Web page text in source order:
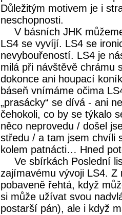
Důležitým motivem je i
neschopnosti.
V básních JHK
LS4 se vyvíjí. LS4 se
nevybouřeností. LS4 je
milá při návštěvě chrámu
dokonce ani houpací
báseň vnímáme očima
„prasácky“ se dívá - ani
čehokoli, co by se týkalo
něco neprovedu / došel
středu / a tam jsem chvíli
kolem patnácti… Hned
Ve sbírkách Poslední
zajímavému vývoji LS4.
pobaveně řehtá, když
si může užívat svou
postarší pán), ale i když